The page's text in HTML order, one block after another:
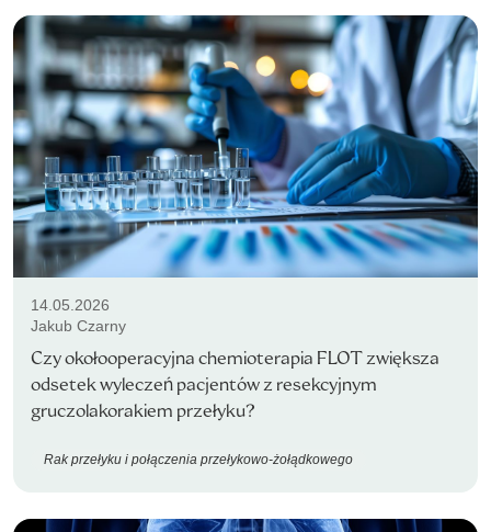
14.05.2026
Jakub Czarny
Czy okołooperacyjna chemioterapia FLOT zwiększa
odsetek wyleczeń pacjentów z resekcyjnym
gruczolakorakiem przełyku?
Rak przełyku i połączenia przełykowo-żołądkowego